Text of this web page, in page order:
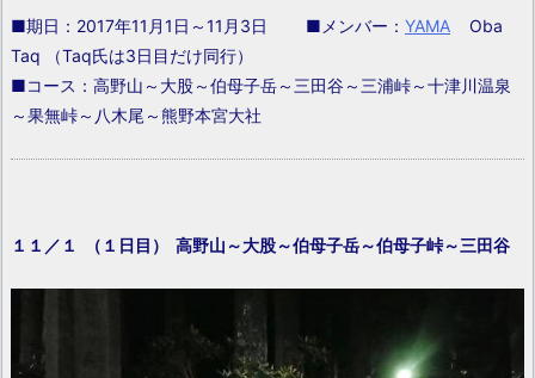
■期日：2017年11月1日～11月3日 ■メンバー： YAMA Oba
Taq （Taq氏は3日目だけ同行）
■コース：高野山～大股～伯母子岳～三田谷～三浦峠～十津川温泉
～果無峠～八木尾～熊野本宮大社
１１／１ （１日目） 高野山～大股～伯母子岳～伯母子峠～三田谷